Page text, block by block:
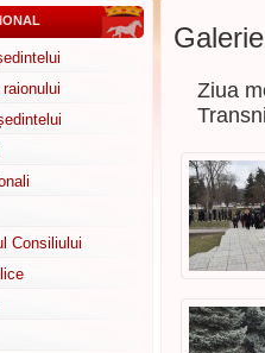
Consiliului
Ziua